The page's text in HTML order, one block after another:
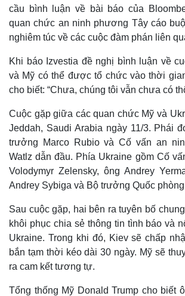
cầu bình luận về bài báo của
quan chức an ninh phương Tây cáo
nghiêm túc về các cuộc đàm phán liên
Khi báo Izvestia đề nghị bình luận về
và Mỹ có thể được tổ chức vào thời
cho biết: “Chưa, chúng tôi vẫn chưa có
Cuộc gặp giữa các quan chức Mỹ và
Jeddah, Saudi Arabia ngày 11/3. Phái
trưởng Marco Rubio và Cố vấn an
Watlz dẫn đầu. Phía Ukraine gồm Cố
Volodymyr Zelensky, ông Andrey
Andrey Sybiga và Bộ trưởng Quốc
Sau cuộc gặp, hai bên ra tuyên bố
khôi phục chia sẻ thông tin tình báo và
Ukraine. Trong khi đó, Kiev sẽ chấp
bắn tạm thời kéo dài 30 ngày. Mỹ sẽ
ra cam kết tương tự.
Tổng thống Mỹ Donald Trump cho biết